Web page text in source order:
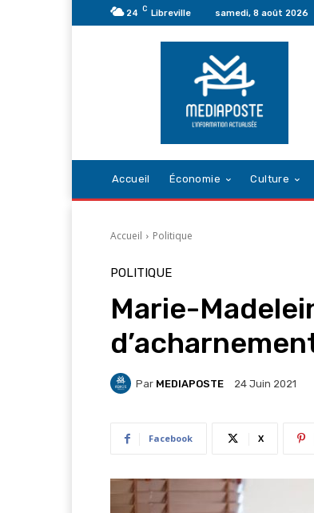
24 C Libreville samedi, 8 août 2026
Accueil Économie Culture
Accueil Politique
POLITIQUE
Marie-
Par MEDIAPOSTE 24 Juin 2021
Facebook X